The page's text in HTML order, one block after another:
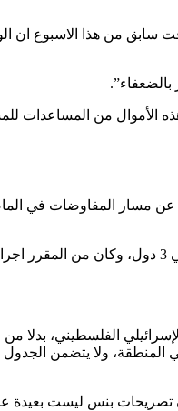
من هذا الاسبوع ان
الأموال من المساعدات
مسار المفاوضات في
وتري الصحيفة أن آمال بنس ستتحطم علي أرض الواقع عن زيارته اليوم
الفلسطيني، بدلا من
ولا يتضمن الجدول
تصريحات بنس ليست بعيدة